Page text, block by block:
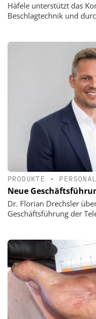
Häfele unterstützt das
Beschlagtechnik und
PRODUKTE • PERSONAL
Neue
Dr. Florian Drechsler
Geschäftsführung der